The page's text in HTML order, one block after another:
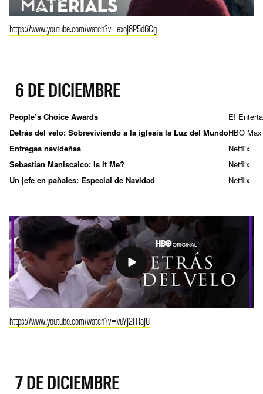
https://www.youtube.com/watch?v=exoJ8P5d6Cg
6 DE DICIEMBRE
People’s Choice Awards
E!
Detrás del velo: Sobreviviendo a la iglesia la Luz del MundoHBO Max
Entregas navideñas
Netflix
Sebastian Maniscalco: Is It Me?
Netflix
Un jefe en pañales: Especial de Navidad
Netflix
https://www.youtube.com/watch?v=vuYJ2ITIaJ8
7 DE DICIEMBRE